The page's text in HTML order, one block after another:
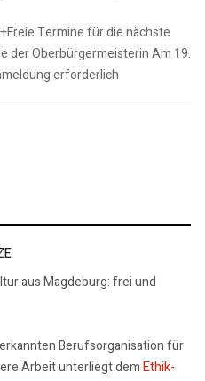
Termine für die nächste
der Oberbürgermeisterin Am 19.
erforderlich
mutmaßlicher Brandstiftung
KMD aktuelle 15, Nachrichten II
aus Magdeburg: frei und
Berufsorganisation für
Arbeit unterliegt demEthik-